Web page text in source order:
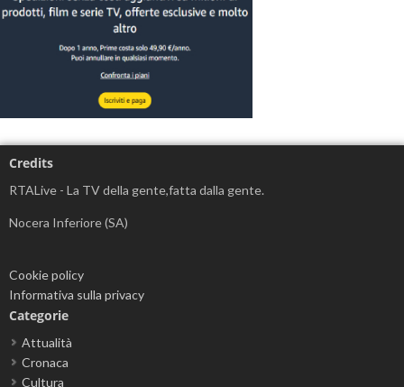
Credits
RTALive - La TV della gente,fatta dalla gente.
Nocera Inferiore (SA)
Cookie policy
Informativa sulla privacy
Categorie
Attualità
Cronaca
Cultura